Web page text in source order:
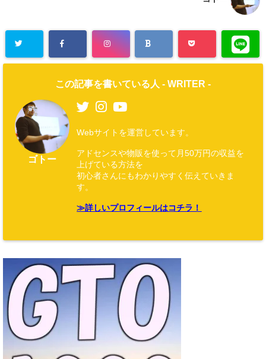
この記事を書いている人 - WRITER -
ゴトー
Webサイトを運営しています。
アドセンスや物販を使って月50万円の収益を
上げている方法を
初心者さんにもわかりやすく伝えていきま
す。
≫詳しいプロフィールはコチラ！